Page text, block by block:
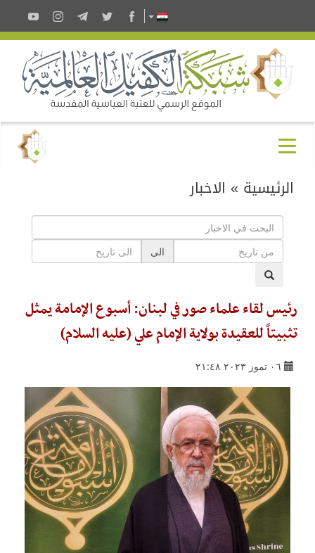
الرئيسية » الاخبار
الى
رئيس لقاء علماء صور في لبنان: أسبوع الإمامة يمثل
تثبيتاً للعقيدة بولاية الإمام علي (عليه السلام)
٠٦ تموز ٢٠٢٣ ٢١:٤٨